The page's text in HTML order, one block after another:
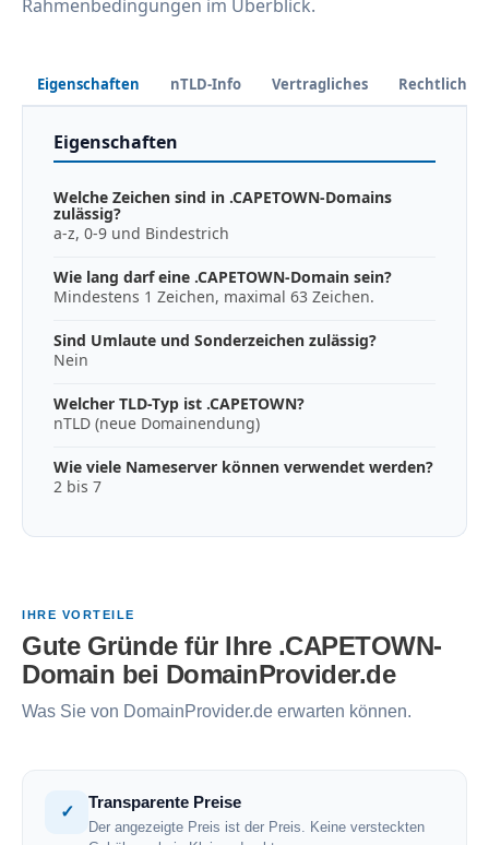
Rahmenbedingungen im Überblick.
Eigenschaften nTLD-Info Vertragliches Rechtliches
Eigenschaften
Welche Zeichen sind in .CAPETOWN-Domains
zulässig?
a-z, 0-9 und Bindestrich
Wie lang darf eine .CAPETOWN-Domain sein?
Mindestens 1 Zeichen, maximal 63 Zeichen.
Sind Umlaute und Sonderzeichen zulässig?
Nein
Welcher TLD-Typ ist .CAPETOWN?
nTLD (neue Domainendung)
Wie viele Nameserver können verwendet werden?
2 bis 7
IHRE VORTEILE
Gute Gründe für Ihre .CAPETOWN-
Domain bei DomainProvider.de
Was Sie von DomainProvider.de erwarten können.
✓
Transparente Preise
Der angezeigte Preis ist der Preis. Keine versteckten